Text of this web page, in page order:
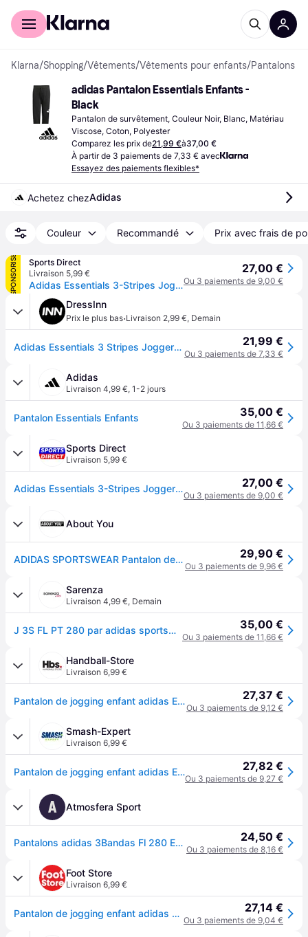
Acheter avec Klarna
Klarna/Shopping/Vêtements/Vêtements pour enfants/Pantalons
adidas Pantalon Essentials Enfants -
Black
Pantalon de survêtement, Couleur Noir, Blanc, Matériau
Viscose, Coton, Polyester
Comparez les prix de21,99 €à37,00 €
À partir de 3 paiements de 7,33 € avec
Essayez des paiements flexibles*
Achetez chezAdidas
Couleur Recommandé Prix avec frais de
SPONSORISÉ
Sports Direct
Livraison 5,99 €
Adidas Essentials 3-Stripes Joggers Kids - Noir/Blanc
27,00 €
Ou 3 paiements de 9,00 €
DressInn
Prix le plus bas·Livraison 2,99 €, Demain
Adidas Essentials 3 Stripes Joggers Noir 9-10 Years Enfants 21,99 €
Ou 3 paiements de 7,33 €
Adidas
Livraison 4,99 €, 1-2 jours
Pantalon Essentials Enfants 35,00 €
Ou 3 paiements de 11,66 €
Sports Direct
Livraison 5,99 €
Adidas Essentials 3-Stripes Joggers Kids - Noir/Blanc 27,00 €
Ou 3 paiements de 9,00 €
About You
ADIDAS SPORTSWEAR Pantalon de sport 'Essentials' noir / blanc 29,90 €
Ou 3 paiements de 9,96 €
Sarenza
Livraison 4,99 €, Demain
J 3S FL PT 280 par adidas sportswear 35,00 €
Ou 3 paiements de 11,66 €
Handball-Store
Livraison 6,99 €
Pantalon de jogging enfant adidas Essentials - Noir 27,37 €
Ou 3 paiements de 9,12 €
Smash-Expert
Livraison 6,99 €
Pantalon de jogging enfant adidas Essentials - Noir 27,82 €
Ou 3 paiements de 9,27 €
A Atmosfera Sport
Pantalons adidas 3Bandas Fl 280 Enfant Noir/Blanc 24,50 €
Ou 3 paiements de 8,16 €
Foot Store
Livraison 6,99 €
Pantalon de jogging enfant adidas Essentials - Noir 27,14 €
Ou 3 paiements de 9,04 €